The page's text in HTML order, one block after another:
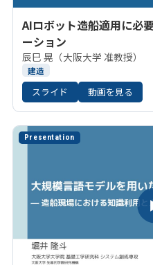
AIロボット造船適用に必
ーション
辰巳 晃（大阪大学 准教授）
建造
スライド 動画を見る
Presentation